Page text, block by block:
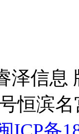
泽信
恒滨名